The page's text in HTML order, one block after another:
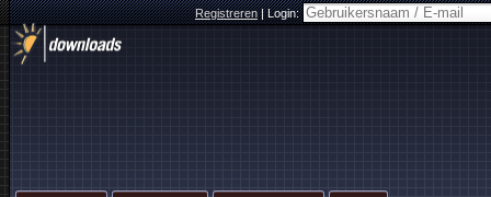
Registreren|Login: